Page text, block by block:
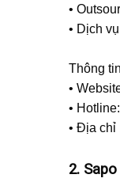
•
• Dịch
Thông
•
• Hotline:
• Địa chỉ
2.